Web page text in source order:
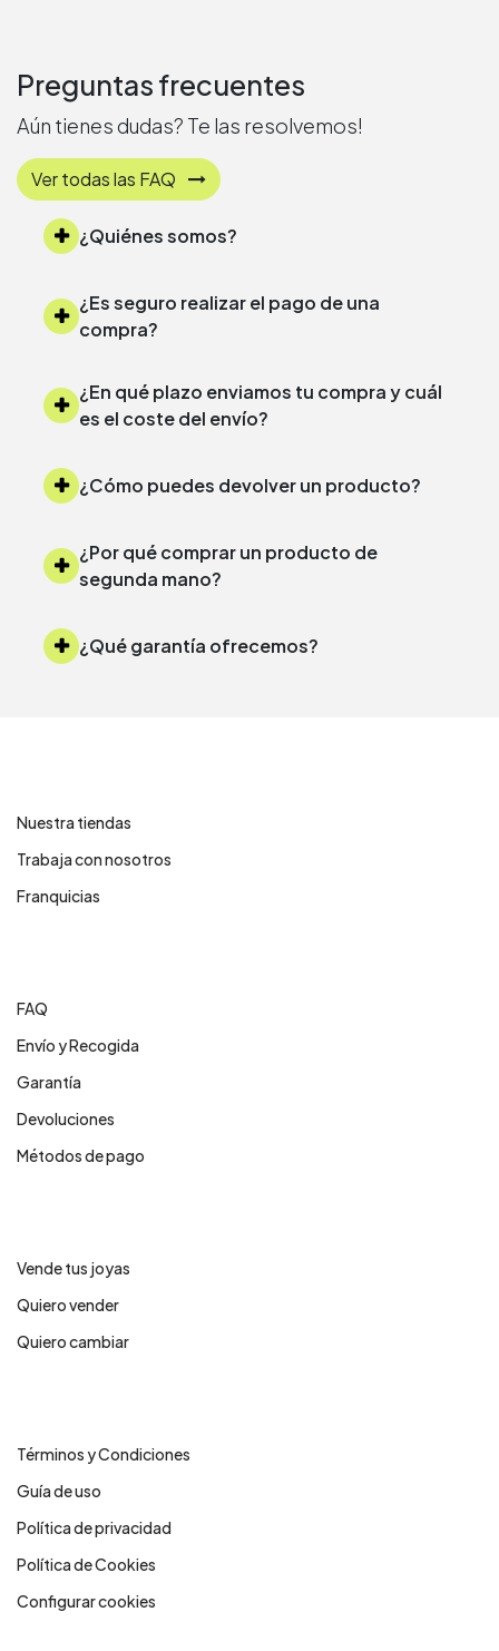
Preguntas frecuentes
Aún tienes dudas? Te las resolvemos!
Ver todas las FAQ
¿Quiénes somos?
¿Es seguro realizar el pago de una
compra?
¿En qué plazo enviamos tu compra y cuál
es el coste del envío?
¿Cómo puedes devolver un producto?
¿Por qué comprar un producto de
segunda mano?
¿Qué garantía ofrecemos?
Nuestra tiendas
Trabaja con nosotros
Franquicias
FAQ
Envío y Recogida
Garantía
Devoluciones
Métodos de pago
Vende tus joyas
Quiero vender
Quiero cambiar
Términos y Condiciones
Guía de uso
Política de privacidad
Política de Cookies
Configurar cookies